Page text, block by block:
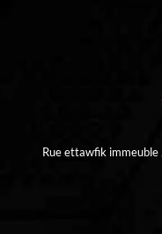
Rue ettawfik